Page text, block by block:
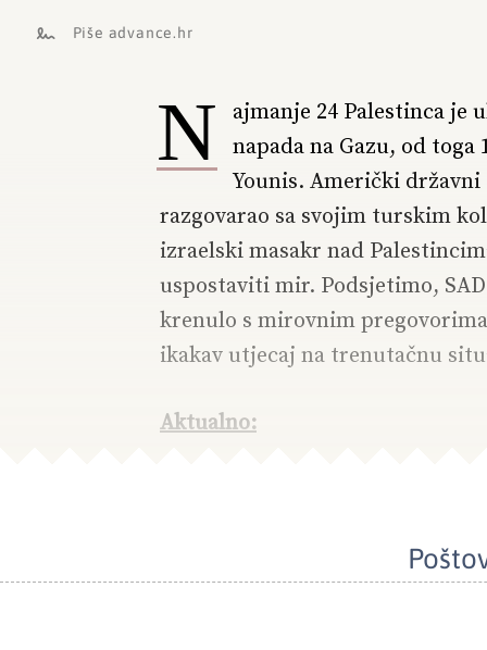
Piše advance.hr
N ajmanje 24 Palestinca je
napada na Gazu, od
Younis. Američki
razgovarao sa svojim turskim
izraelski masakr nad
uspostaviti mir. Podsjetimo,
krenulo s mirovnim
ikakav utjecaj na trenutačnu
Aktualno: